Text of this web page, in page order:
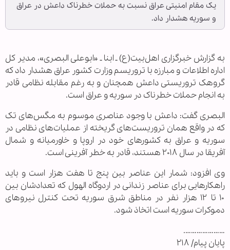
یک مقام امنیتی عراق نسبت به حملات خطرناک داعش در عراق
و سوریه هشدار داد.
به گزارش خبرگزاری اهل‌بیت(ع) ـ ابنا ـ «ابوعلی البصری»، مدیر کل
اداره اطلاعات و مبارزه با تروریسم وزارت کشور عراق هشدار داد که
گروهک تروریستی داعش همچنان و به رغم مقابله نظامی قادر
به انجام حملات خطرناک در سوریه و عراق است.
البصری گفت: داعش با وجود عناصری موسوم به مگس‌های تک
‌که در واقع همان تروریست‌های گریخته از عملیات‌های نظامی در
سوریه و عراق به کشورهای خود در اروپا و خاورمیانه و شمال
آفریقا در سال ۲۰۱۸ هستند، قادر به خطر آفرینی است.
وی افزود: شمار این عناصر بین پنج تا هفت هزار است و باید
راهکارهایی برای عناصر زندانی در اردوگاه الهول که تعدادشان بین
۱۰ تا ۱۲ هزار نفر در مناطق شرق سوریه تحت کنترل نیروهای
دموکرات سوریه است اتخاذ شود.
………………….
پایان پیام/ ۲۱۸